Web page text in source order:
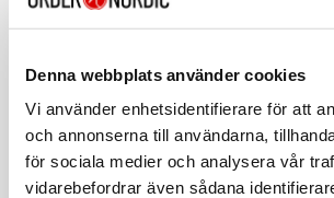
Denna webbplats använder cookies
Vi använder enhetsidentifierare för att
och annonserna till användarna,
för sociala medier och analysera vår
vidarebefordrar även sådana
Se alla produkter inom Champion
Specifikation
Beskrivning